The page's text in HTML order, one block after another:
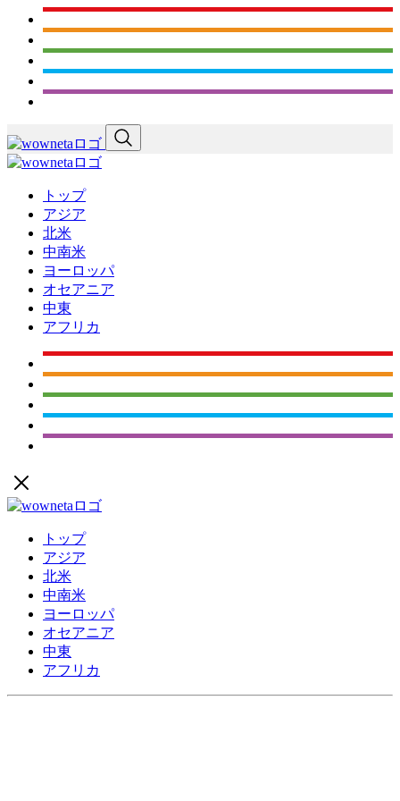
トップ
アジア
北米
中南米
ヨーロッパ
オセアニア
中東
アフリカ
トップ
アジア
北米
中南米
ヨーロッパ
オセアニア
中東
アフリカ